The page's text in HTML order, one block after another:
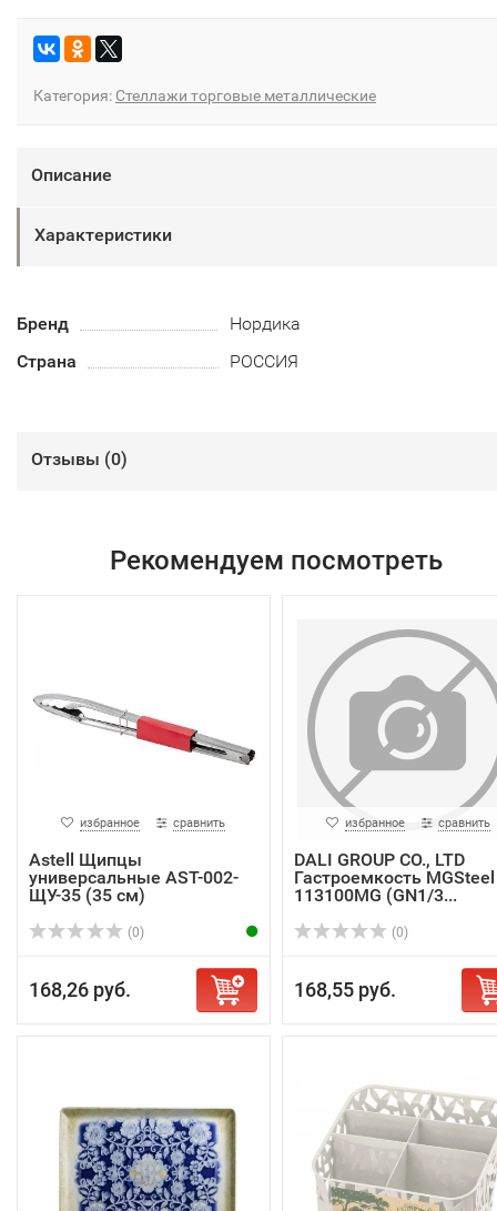
Категория: Стеллажи торговые металлические
Описание
Характеристики
Бренд
Нордика
Страна
РОССИЯ
Отзывы (0)
Рекомендуем посмотреть
избранное сравнить
Astell Щипцы
универсальные AST-002-
ЩУ-35 (35 см)
(0)
168,26 руб.
избранное сравнить
DALI GROUP CO., LTD
Гастроемкость MGSteel
113100MG (GN1/3...
(0)
168,55 руб.